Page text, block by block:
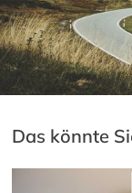
Das könnte